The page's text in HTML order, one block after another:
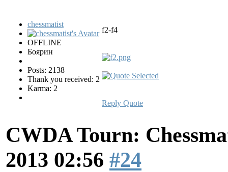
chessmatist
OFFLINE
Боярин
Posts: 2138
Thank you received: 2
Karma: 2
f2-f4
Reply Quote
CWDA Tourn:
2013 02:56 #24